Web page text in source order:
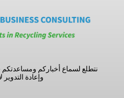
نتطلع لسماع أخباركم
وإعادة التدوير